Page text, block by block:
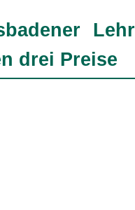
drei Preise